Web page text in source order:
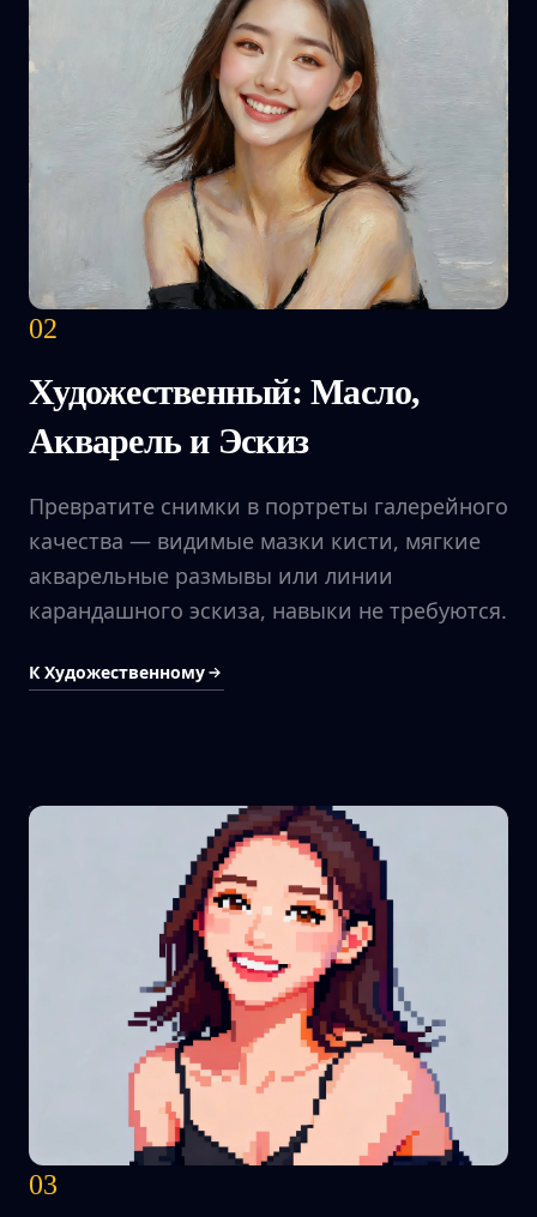
02
Художественный: Масло,
Акварель и Эскиз
Превратите снимки в портреты галерейного
качества — видимые мазки кисти, мягкие
акварельные размывы или линии
карандашного эскиза, навыки не требуются.
К Художественному
03